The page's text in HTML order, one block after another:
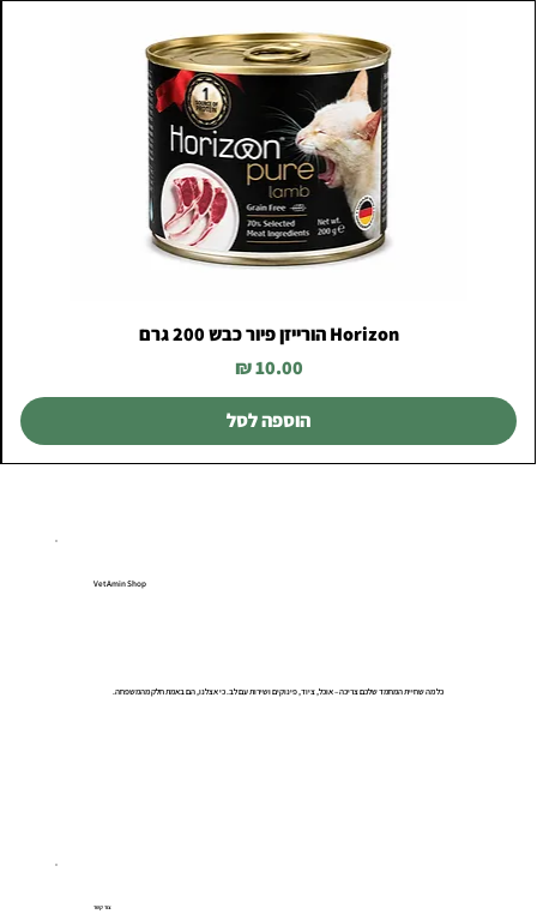
Horizon הורייזן פיור כבש 200 גרם
מחיר
הוספה לסל
VetAmin Shop
כל מה שחיית המחמד שלכם צריכה – אוכל, ציוד, פינוקים ושירות עם לב. כי אצלנו, הם באמת חלק מהמשפחה.
צור קשר